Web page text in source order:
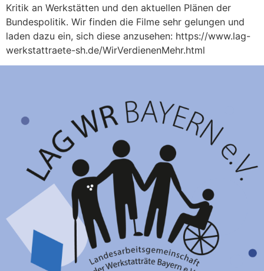
Kritik an Werkstätten und den aktuellen Plänen der
Bundespolitik. Wir finden die Filme sehr gelungen und
laden dazu ein, sich diese anzusehen: https://www.lag-
werkstattraete-sh.de/WirVerdienenMehr.html